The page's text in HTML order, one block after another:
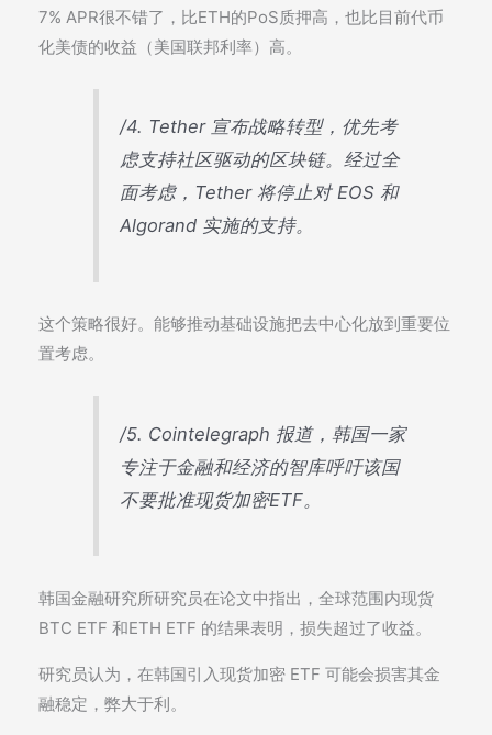
7% APR很不错了，比ETH的PoS质押高，也比目前代币
化美债的收益（美国联邦利率）高。
/4. Tether 宣布战略转型，优先考
虑支持社区驱动的区块链。经过全
面考虑，Tether 将停止对 EOS 和
Algorand 实施的支持。
这个策略很好。能够推动基础设施把去中心化放到重要位
置考虑。
/5. Cointelegraph 报道，韩国一家
专注于金融和经济的智库呼吁该国
不要批准现货加密ETF。
韩国金融研究所研究员在论文中指出，全球范围内现货
BTC ETF 和ETH ETF 的结果表明，损失超过了收益。
研究员认为，在韩国引入现货加密 ETF 可能会损害其金
融稳定，弊大于利。